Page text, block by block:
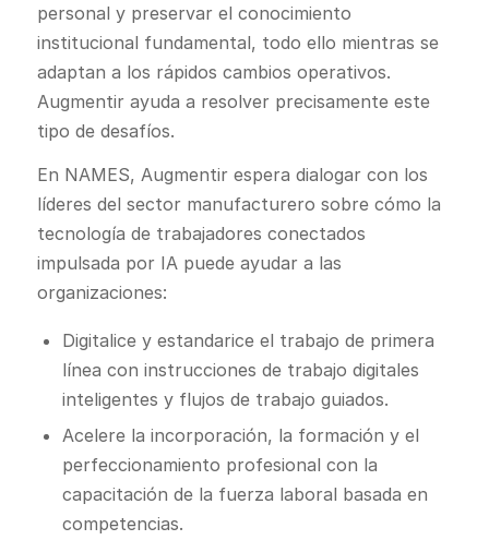
personal y preservar el conocimiento
institucional fundamental, todo ello mientras se
adaptan a los rápidos cambios operativos.
Augmentir ayuda a resolver precisamente este
tipo de desafíos.
En NAMES, Augmentir espera dialogar con los
líderes del sector manufacturero sobre cómo la
tecnología de trabajadores conectados
impulsada por IA puede ayudar a las
organizaciones:
Digitalice y estandarice el trabajo de primera
línea con instrucciones de trabajo digitales
inteligentes y flujos de trabajo guiados.
Acelere la incorporación, la formación y el
perfeccionamiento profesional con la
capacitación de la fuerza laboral basada en
competencias.